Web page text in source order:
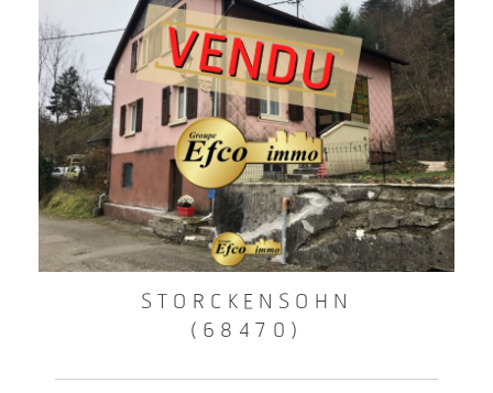
STORCKENSOHN
(68470)